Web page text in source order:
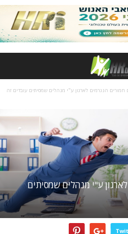
חמורים הנגרמים לארגון ע"י מנהלים שמסיתים עובדים זה
ע"י מנהלים שמסיתים